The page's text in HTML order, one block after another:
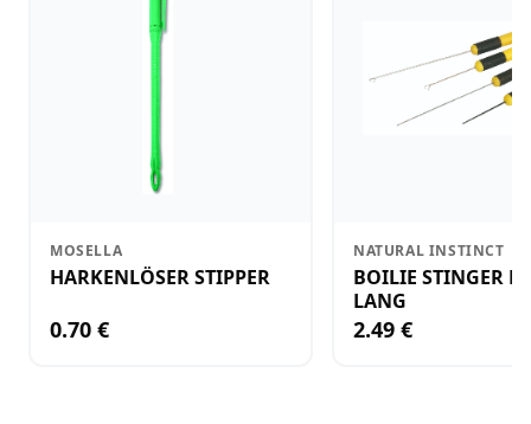
MOSELLA
HARKENLÖSER STIPPER
0.70 €
NATURAL INSTINCT
BOILIE STINGER
LANG
2.49 €